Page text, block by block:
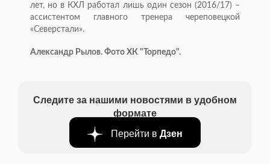
лет, но в КХЛ работал лишь один сезон (2016/17) –
ассистентом главного тренера череповецкой
«Северстали».
Александр Рылов. Фото ХК "Торпедо".
Следите за нашими новостями в удобном
формате
Перейти в Дзен